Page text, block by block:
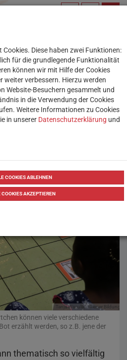
Interaktive
erzählen
und lernen mit
für den Bee-
Tanja Waculik Wiener
können viele verschiedene
erzählt werden, so z.B. jene der
thematisch so vielfältig
Cookies. Diese haben zwei Funktionen:
für die grundlegende Funktionalität
können wir mit Hilfe der Cookies
weiter verbessern. Hierzu werden
Website-Besuchern gesammelt und
in die Verwendung der Cookies
Weitere Informationen zu Cookies
in unserer Datenschutzerklärung und
COOKIES ABLEHNEN
COOKIES AKZEPTIEREN